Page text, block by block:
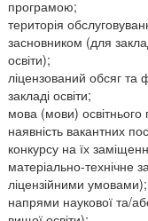
програмою;
територія
засновником (для
освіти);
ліцензований обсяг та
закладі освіти;
мова (мови) освітнього
наявність вакантних
конкурсу на їх
матеріально-технічне
ліцензійними умовами);
напрями наукової та/